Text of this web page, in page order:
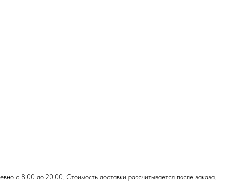
с 8:00 до 20:00. Стоимость доставки рассчитывается после заказа.